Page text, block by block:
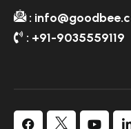
:
: +91-9035559119